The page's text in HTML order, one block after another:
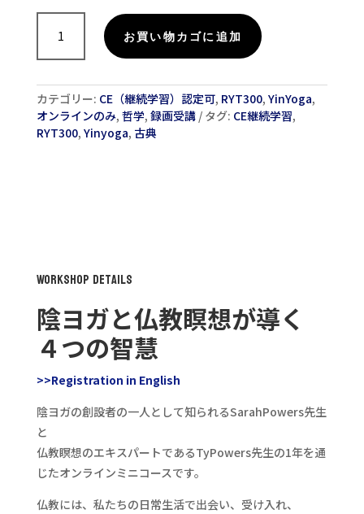
受
陰
ヨ
ガ
と
４
の
智
慧
ー
with
Sarah
and
Ty
Powers
個
お買い物カゴに追加
カテゴリー: CE（継続学習）認定可, RYT300, YinYoga,
オンラインのみ, 哲学, 録画受講 タグ: CE継続学習,
RYT300, Yinyoga, 古典
WorkShop Details
陰ヨガと仏教瞑想が導く
４つの智慧
>>Registration in English
陰ヨガの創設者の一人として知られるSarahPowers先生
と
仏教瞑想のエキスパートであるTyPowers先生の1年を通
じたオンラインミニコースです。
仏教には、私たちの日常生活で出会い、受け入れ、